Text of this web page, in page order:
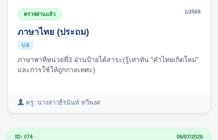
ตรวจผ่านแล้ว 1/2569
ภาษาไทย (ประถม)
ป.6
ภาษาพาทีหน่วยที่3 อ่านป้ายได้สาระ(รู้เท่าทัน "คำไทยเกิดใหม่"
และการใช้ให้ถูกกาลเทศะ)
ครู: นางสาวธีรนันท์ ทวีพงศ
ID: #74 06/07/2026